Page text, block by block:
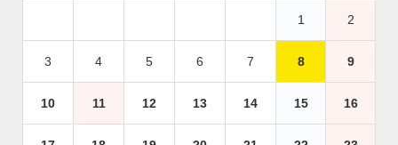
1 2
3 4 5 6 7 8 9
10 11 12 13 14 15 16